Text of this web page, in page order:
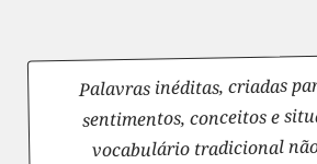
Palavras inéditas, criadas
sentimentos, conceitos e
vocabulário tradicional